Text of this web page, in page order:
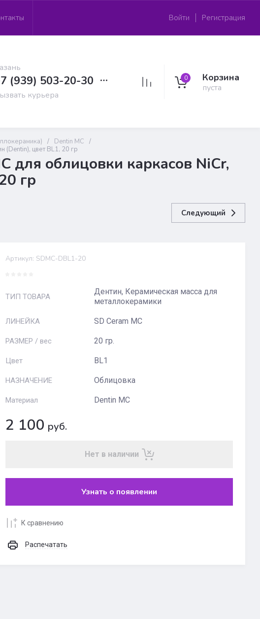
Войти Регистрация
(939) 503-20-30
курьера
0 Корзина
пуста
/ Dentin MC
/
(Dentin), цвет BL1, 20 гр
для облицовки каркасов NiCr,
гр
Следующий
Артикул: SDMC-DBL1-20
ТИП ТОВАРА
Дентин, Керамическая масса для
металлокерамики
ЛИНЕЙКА SD Ceram MC
РАЗМЕР / вес 20 гр.
Цвет BL1
НАЗНАЧЕНИЕ Облицовка
Материал Dentin MC
2 100 руб.
Нет в наличии
Узнать о появлении
К сравнению
Распечатать